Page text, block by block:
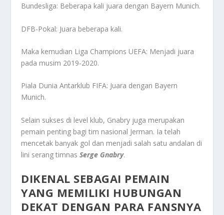
Bundesliga: Beberapa kali juara dengan Bayern Munich.
DFB-Pokal: Juara beberapa kali.
Maka kemudian Liga Champions UEFA: Menjadi juara
pada musim 2019-2020.
Piala Dunia Antarklub FIFA: Juara dengan Bayern
Munich.
Selain sukses di level klub, Gnabry juga merupakan
pemain penting bagi tim nasional Jerman. Ia telah
mencetak banyak gol dan menjadi salah satu andalan di
lini serang timnas Serge Gnabry.
DIKENAL SEBAGAI PEMAIN
YANG MEMILIKI HUBUNGAN
DEKAT DENGAN PARA FANSNYA